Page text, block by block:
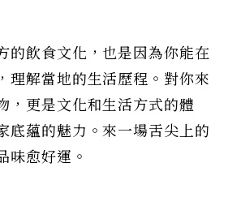
的飲食文化，也是因為你能在
理解當地的生活歷程。對你來
，更是文化和生活方式的體
底蘊的魅力。來一場舌尖上的
味愈好運。